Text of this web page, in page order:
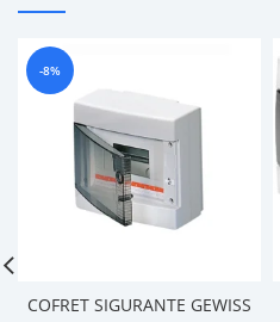
-8%
COFRET SIGURANTE GEWISS